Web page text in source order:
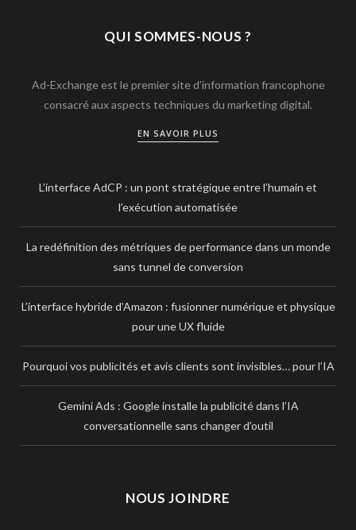
QUI SOMMES-NOUS ?
Ad-Exchange est le premier site d’information francophone
consacré aux aspects techniques du marketing digital.
EN SAVOIR PLUS
L’interface AdCP : un pont stratégique entre l’humain et
l’exécution automatisée
La redéfinition des métriques de performance dans un monde
sans tunnel de conversion
L’interface hybride d’Amazon : fusionner numérique et physique
pour une UX fluide
Pourquoi vos publicités et avis clients sont invisibles… pour l’IA
Gemini Ads : Google installe la publicité dans l’IA
conversationnelle sans changer d’outil
NOUS JOINDRE